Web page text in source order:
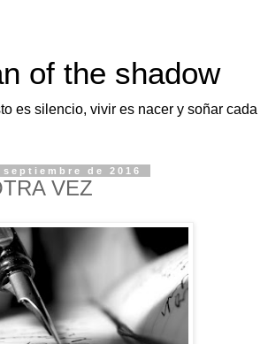
of the shadow
es silencio, vivir es nacer y soñar cada
de 2016
VEZ